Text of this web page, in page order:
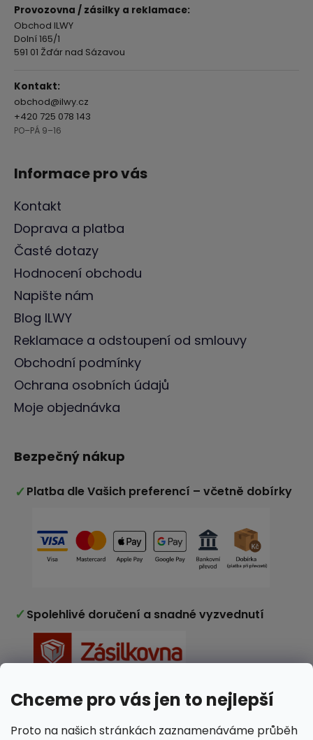
Chceme pro vás jen to nejlepší
Proto na našich stránkách zaznamenáváme průběh
Provozovna / zásilky a reklamace:
Obchod ILWY
Dolní 165/1
591 01 Žďár nad Sázavou
Kontakt:
obchod@ilwy.cz
+420 725 078 143
PO–PÁ 9–16
Informace pro vás
Kontakt
Doprava a platba
Časté dotazy
Hodnocení obchodu
Napište nám
Blog ILWY
Reklamace a odstoupení od smlouvy
Obchodní podmínky
Ochrana osobních údajů
Moje objednávka
Bezpečný nákup
✓ Platba dle Vašich preferencí – včetně dobírky
✓ Spolehlivé doručení a snadné vyzvednutí
✓Nakupujete v e-shopu ověřeném zákazníky